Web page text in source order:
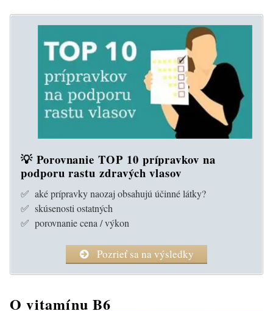
💡 Porovnanie TOP 10 prípravkov na
podporu rastu zdravých vlasov
✅ aké prípravky naozaj obsahujú účinné látky?
✅ skúsenosti ostatných
✅ porovnanie cena / výkon
Pozrieť sa na výsledky
O vitamínu B6